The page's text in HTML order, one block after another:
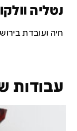
נטליה
חיה ועובדת
עבודות